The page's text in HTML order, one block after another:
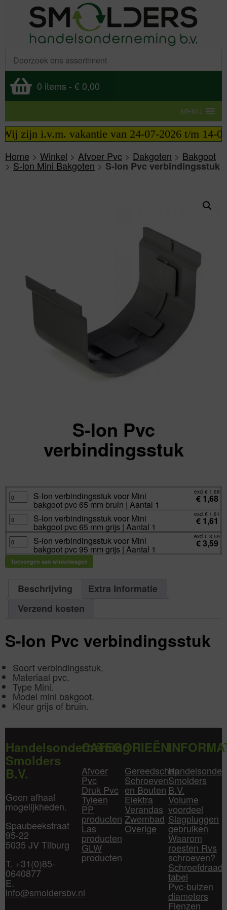
0 items - € 0,00
MENU
zijn i.v.m. vakantie van 24-07-2026 t/m 14-
Home > Winkel > Afvoer Pvc > Dakgoten > Bakgoot
>S-lon Mini Bakgoten>S-lon Pvc verbindingsstuk
S-lon Pvc
verbindingsstuk
S-
lon
verbindingsstuk
Mini
bakgoot
pvc
mm
bruin
|
Aantal
1
aantal
S-lon verbindingsstuk voor Mini
bakgoot pvc 65 mm bruin | Aantal 1
excl.€ 1,68
€ 1,68
S-
lon
verbindingsstuk
Mini
bakgoot
pvc
65
mm
grijs
aantal
S-lon verbindingsstuk voor Mini
bakgoot pvc 65 mm grijs | Aantal 1
excl.€ 1,61
€ 1,61
S-
lon
verbindingsstuk
voor
Mini
bakgoot
aantal
S-lon verbindingsstuk voor Mini
bakgoot pvc 95 mm grijs | Aantal 1
excl.€ 3,59
€3,59
Toevoegen aan winkelwagen
Beschrijving
Extra Informatie
Verzend kosten
S-lon Pvc verbindingsstuk
Soort verbindingsstuk.
Materiaal pvc.
Type Mini.
Model mini bakgoot.
Kleur grijs of bruin.
Handelsonderneming
Smolders
B.V.
Geen afhaal
mogelijkheden.
Spaubeekstraat
95-22
5035 JV Tilburg
T. +31(0)85-
0640877
E.
info@smoldersbv.nl
CATEGORIEËN
Afvoer
Pvc
Druk Pvc
Tyleen
PP
producten
Las
producten
GLW
producten
Gereedschap
Schroeven
en Bouten
Elektra
Verandas
Zwembad
Overige
Smolders
B.V.
Volume
voordeel
Slagpluggen
gebruiken
Waarom
roesten Rvs
schroeven?
Schroefdraad
tabel
Pvc-buizen
diameters
Flenzen